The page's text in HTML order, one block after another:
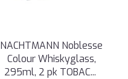
NACHTMANN Noblesse
Colour Whiskyglass,
295ml, 2 pk TOBAC...